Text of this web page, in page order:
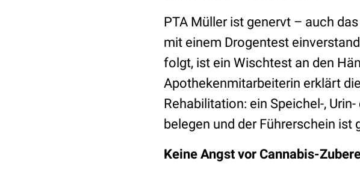
PTA Müller ist genervt – auch
mit einem Drogentest
folgt, ist ein Wischtest an den
Apothekenmitarbeiterin erklärt
Rehabilitation: ein Speichel-,
belegen und der Führerschein
Keine Angst vor Cannabis-